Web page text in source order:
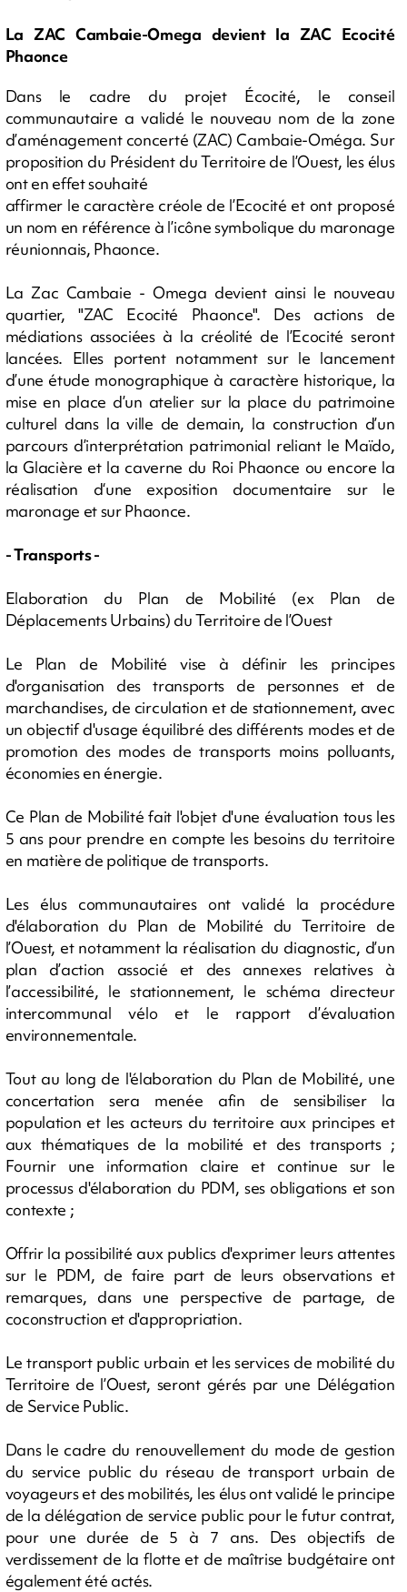
La ZAC Cambaie-Omega devient la ZAC Ecocité
Phaonce
Dans le cadre du projet Écocité, le conseil
communautaire a validé le nouveau nom de la zone
d’aménagement concerté (ZAC) Cambaie-Oméga. Sur
proposition du Président du Territoire de l’Ouest, les élus
ont en effet souhaité
affirmer le caractère créole de l’Ecocité et ont proposé
un nom en référence à l’icône symbolique du maronage
réunionnais, Phaonce.
La Zac Cambaie - Omega devient ainsi le nouveau
quartier, "ZAC Ecocité Phaonce". Des actions de
médiations associées à la créolité de l’Ecocité seront
lancées. Elles portent notamment sur le lancement
d’une étude monographique à caractère historique, la
mise en place d’un atelier sur la place du patrimoine
culturel dans la ville de demain, la construction d’un
parcours d’interprétation patrimonial reliant le Maïdo,
la Glacière et la caverne du Roi Phaonce ou encore la
réalisation d‘une exposition documentaire sur le
maronage et sur Phaonce.
- Transports -
Elaboration du Plan de Mobilité (ex Plan de
Déplacements Urbains) du Territoire de l’Ouest
Le Plan de Mobilité vise à définir les principes
d'organisation des transports de personnes et de
marchandises, de circulation et de stationnement, avec
un objectif d'usage équilibré des différents modes et de
promotion des modes de transports moins polluants,
économies en énergie.
Ce Plan de Mobilité fait l'objet d'une évaluation tous les
5 ans pour prendre en compte les besoins du territoire
en matière de politique de transports.
Les élus communautaires ont validé la procédure
d'élaboration du Plan de Mobilité du Territoire de
l’Ouest, et notamment la réalisation du diagnostic, d’un
plan d’action associé et des annexes relatives à
l’accessibilité, le stationnement, le schéma directeur
intercommunal vélo et le rapport d’évaluation
environnementale.
Tout au long de l'élaboration du Plan de Mobilité, une
concertation sera menée afin de sensibiliser la
population et les acteurs du territoire aux principes et
aux thématiques de la mobilité et des transports ;
Fournir une information claire et continue sur le
processus d'élaboration du PDM, ses obligations et son
contexte ;
Offrir la possibilité aux publics d'exprimer leurs attentes
sur le PDM, de faire part de leurs observations et
remarques, dans une perspective de partage, de
coconstruction et d'appropriation.
Le transport public urbain et les services de mobilité du
Territoire de l’Ouest, seront gérés par une Délégation
de Service Public.
Dans le cadre du renouvellement du mode de gestion
du service public du réseau de transport urbain de
voyageurs et des mobilités, les élus ont validé le principe
de la délégation de service public pour le futur contrat,
pour une durée de 5 à 7 ans. Des objectifs de
verdissement de la flotte et de maîtrise budgétaire ont
également été actés.